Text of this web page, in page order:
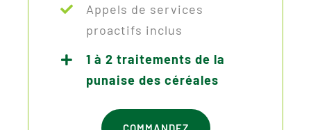
Appels de services
proactifs inclus
1 à 2 traitements de la
punaise des céréales